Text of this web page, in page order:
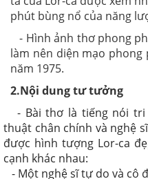
phút bùng nổ của năng
- Hình ảnh thơ phong
làm nên diện mạo phong
năm 1975.
2.Nội dung tư tưởng
- Bài thơ là tiếng nói tri
thuật chân chính và nghệ
được hình tượng Lor-ca
cạnh khác nhau:
- Một nghệ sĩ tự do và cô